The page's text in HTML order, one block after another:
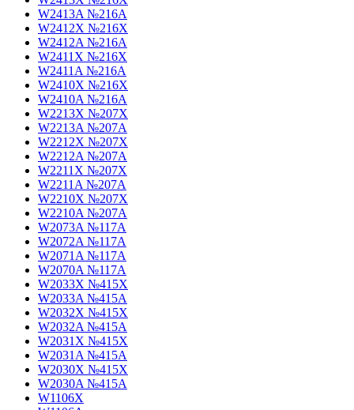
W2413A №216A
W2412X №216X
W2412A №216A
W2411X №216X
W2411A №216A
W2410X №216X
W2410A №216A
W2213X №207X
W2213A №207A
W2212X №207X
W2212A №207A
W2211X №207X
W2211A №207A
W2210X №207X
W2210A №207A
W2073A №117A
W2072A №117A
W2071A №117A
W2070A №117A
W2033X №415X
W2033A №415A
W2032X №415X
W2032A №415A
W2031X №415X
W2031A №415A
W2030X №415X
W2030A №415A
W1106X